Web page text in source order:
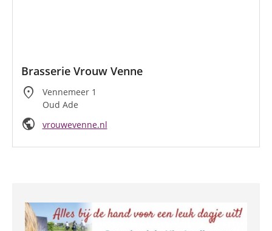
Brasserie Vrouw Venne
location_on
Vennemeer 1
Oud Ade
public vrouwevenne.nl